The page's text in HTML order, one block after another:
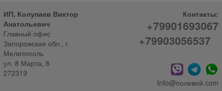
ИП, Колупаев Виктор
Анатольевич
Главный офис
Запорожская обл., г.
Мелитополь
ул. 8 Марта, 8
272319
Контакты:
+79901693067
+79903056537
Info@полевой.com